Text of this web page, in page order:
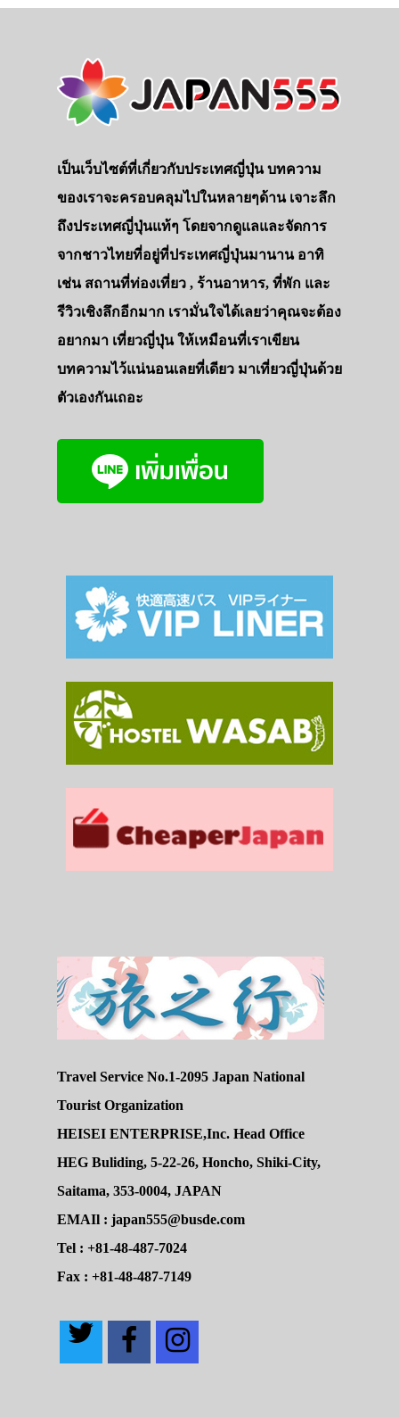
เป็นเว็บไซต์ที่เกี่ยวกับประเทศญี่ปุ่น บทความ
ของเราจะครอบคลุมไปในหลายๆด้าน เจาะลึก
ถึงประเทศญี่ปุ่นแท้ๆ โดยจากดูแลและจัดการ
จากชาวไทยที่อยู่ที่ประเทศญี่ปุ่นมานาน อาทิ
เช่น สถานที่ท่องเที่ยว , ร้านอาหาร, ที่พัก และ
รีวิวเชิงลึกอีกมาก เรามั่นใจได้เลยว่าคุณจะต้อง
อยากมา เที่ยวญี่ปุ่น ให้เหมือนที่เราเขียน
บทความไว้แน่นอนเลยที่เดียว มาเที่ยวญี่ปุ่นด้วย
ตัวเองกันเถอะ
Travel Service No.1-2095 Japan National
Tourist Organization
HEISEI ENTERPRISE,Inc. Head Office
HEG Buliding, 5-22-26, Honcho, Shiki-City,
Saitama, 353-0004, JAPAN
EMAIl : japan555@busde.com
Tel : +81-48-487-7024
Fax : +81-48-487-7149